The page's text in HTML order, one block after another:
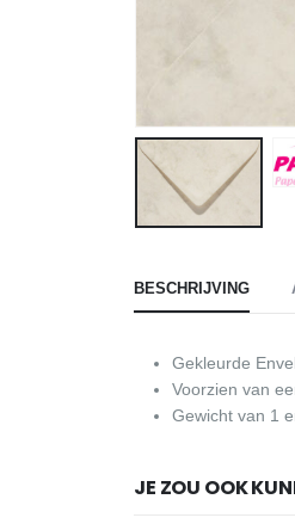
BESCHRIJVING
Gekleurde
Voorzien van
Gewicht van 1
JE ZOU OOK